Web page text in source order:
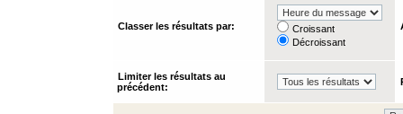
Classer les résultats par:
Croissant
Décroissant
Limiter les résultats au
précédent: